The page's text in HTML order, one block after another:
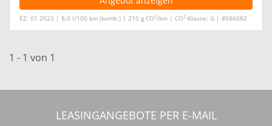
EZ: 01.2023 | 8,0 l/100 km (komb.) | 210 g CO2/km | CO2-Klasse: G | #586082
1 - 1 von 1
LEASINGANGEBOTE PER E-MAIL